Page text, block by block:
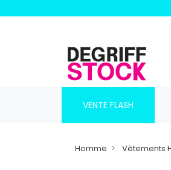
VENTE FLASH
Homme Vêtements